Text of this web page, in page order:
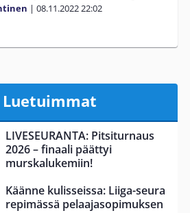
| 08.11.202222:02
Luetuimmat
LIVESEURANTA: Pitsiturnaus
2026 – finaali päättyi
murskalukemiin!
Käänne kulisseissa: Liiga-seura
repimässä pelaajasopimuksen